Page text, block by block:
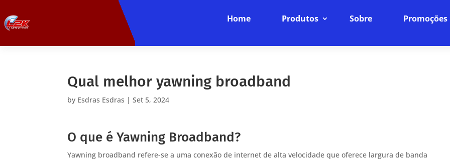
Home Produtos Sobre Promoções
Qual melhor yawning broadband
by Esdras Esdras |Set 5, 2024
O que é Yawning Broadband?
Yawning broadband refere-se a uma conexão de internet de alta velocidade que oferece largura de banda